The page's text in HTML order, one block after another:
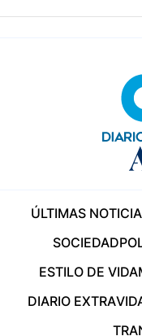
ÚLTIMAS
SOCIEDAD
ESTILO DE VIDA
DIARIO EXTRA